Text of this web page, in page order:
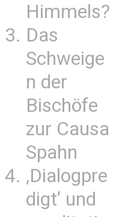
Himmels?
Das
Schweige
n der
Bischöfe
zur Causa
Spahn
‚Dialogpre
digt‘ und